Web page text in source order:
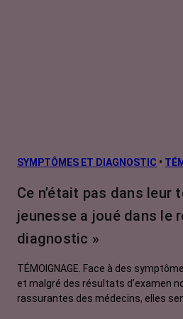
SYMPTÔMES ET DIAGNOSTIC •
Ce n’était pas dans leur
jeunesse a joué dans le
diagnostic »
TÉMOIGNAGE. Face à des
et malgré des résultats d’examen
rassurantes des médecins, elles